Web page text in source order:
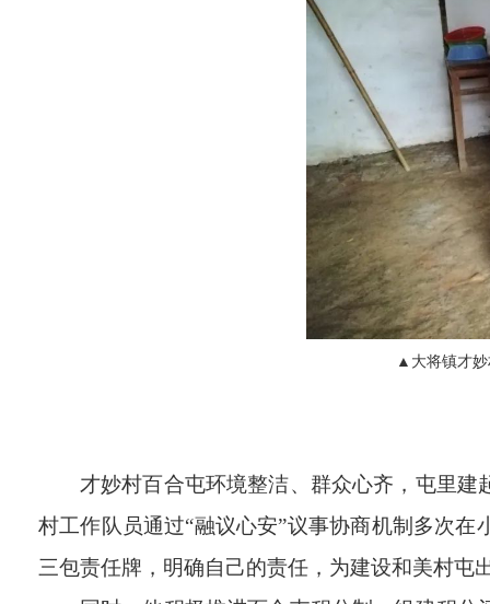
▲ 大将镇才
才妙村百合屯环境整洁、群众心齐，屯里
村工作队员通过“融议心安”议事协商机制多次在
三包责任牌，明确自己的责任， 为建设和美村屯